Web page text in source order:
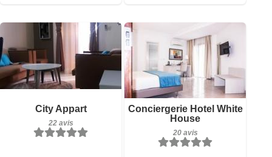
City Appart
22 avis
22 avis
Détails
Réserver
Conciergerie Hotel White
House
20 avis
20 avis
Détails